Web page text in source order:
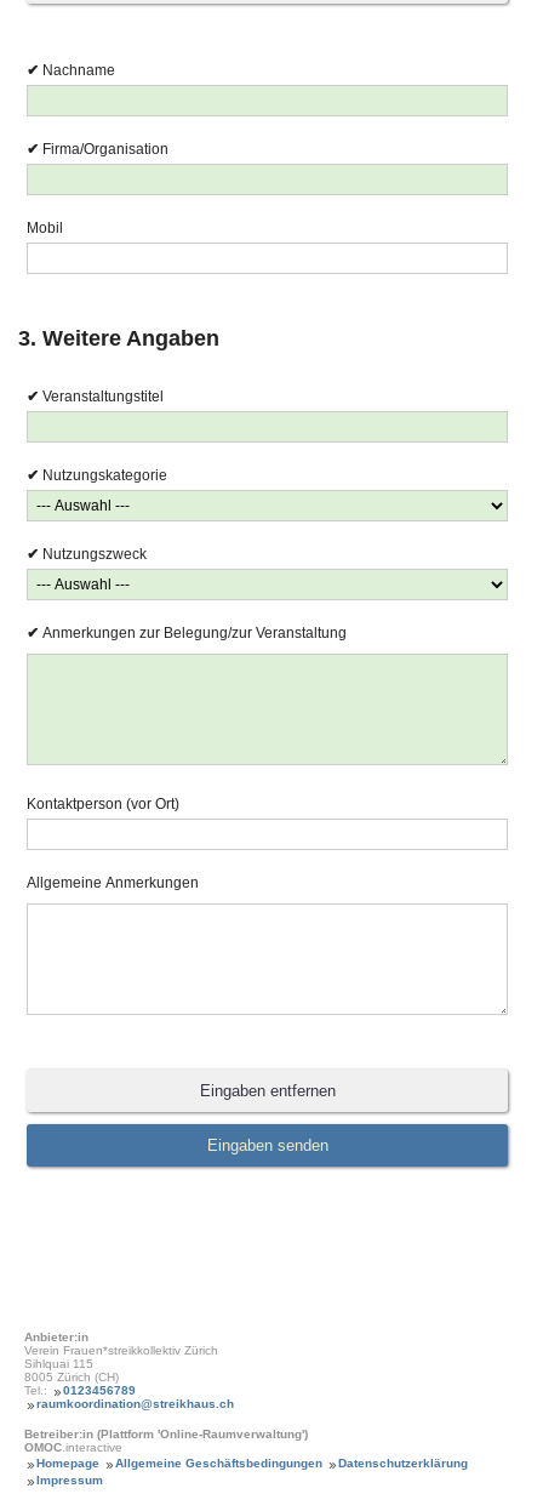
Nachname
Firma/Organisation
Mobil
3. Weitere Angaben
Veranstaltungstitel
Nutzungskategorie
Nutzungszweck
Anmerkungen zur Belegung/zur Veranstaltung
Kontaktperson (vor Ort)
Allgemeine Anmerkungen
Anbieter:in
Verein Frauen*streikkollektiv Zürich
Sihlquai 115
8005 Zürich (CH)
Tel.:
0123456789
raumkoordination@streikhaus.ch
Betreiber:in (Plattform 'Online-Raumverwaltung')
OMOC .interactive
Homepage
Allgemeine Geschäftsbedingungen
Datenschutzerklärung
Impressum